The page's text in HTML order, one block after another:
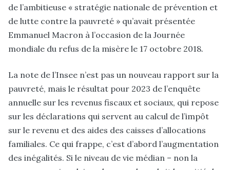
de l’ambitieuse « stratégie nationale de prévention et
de lutte contre la pauvreté » qu’avait présentée
Emmanuel Macron à l’occasion de la Journée
mondiale du refus de la misère le 17 octobre 2018.
La note de l’Insee n’est pas un nouveau rapport sur la
pauvreté, mais le résultat pour 2023 de l’enquête
annuelle sur les revenus fiscaux et sociaux, qui repose
sur les déclarations qui servent au calcul de l’impôt
sur le revenu et des aides des caisses d’allocations
familiales. Ce qui frappe, c’est d’abord l’augmentation
des inégalités. Si le niveau de vie médian – non la